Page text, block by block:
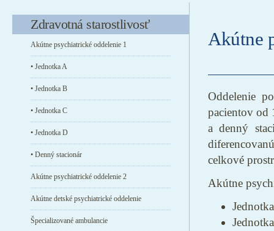
Akútne
Oddelenie
pacientov od
a denný
celkové
Akútne
Zdravotná starostlivosť
Akútne psychiatrické oddelenie 1
• Jednotka A
• Jednotka B
• Jednotka C
• Jednotka D
• Denný stacionár
Akútne psychiatrické oddelenie 2
Akútne detské psychiatrické oddelenie
Špecializované ambulancie